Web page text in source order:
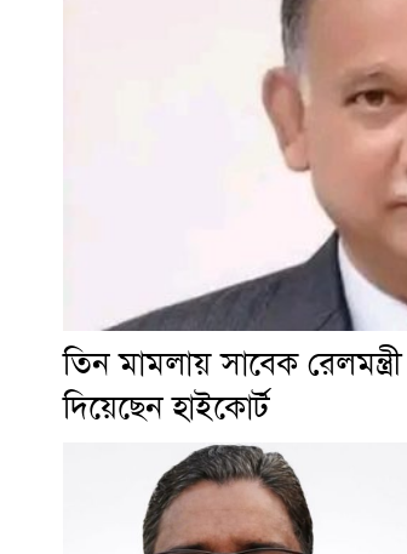
তিন মামলায় সাবেক
দিয়েছেন হাইকোর্ট